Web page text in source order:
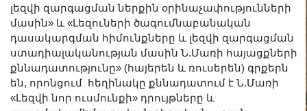
լեզվի զարգացման ներքին օրինաչափությունների
մասին» և «Լեզուների ծագումնաբանական
դասակարգման հիմունքները և լեզվի զարգացման
ստադիալականության մասին Ն.Մառի հայացքների
քննադատությունը» (հայերեն և ռուսերեն) գրքերն
են, որոնցում հեղինակը քննադատում է Ն.Մառի
«Լեզվի նոր ուսմունքի» դրույթները և